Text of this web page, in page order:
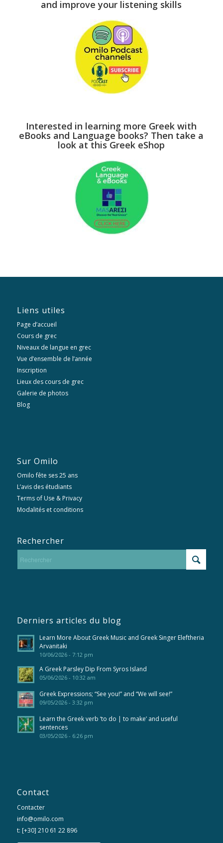
and improve your listening skills
Interested in learning more Greek with
eBooks and Language books? Then take a
look at this Greek eShop
Liens utiles
Page d’accueil
Cours de grec
Niveaux de langue en grec
Vue d’ensemble de l’année
Inscription
Lieux des cours de grec
Galerie de photos
Blog
Sur Omilo
Omilo fête ses 25 ans
L’avis des étudiants
Terms of Use & Privacy
Modalités et conditions
Rechercher
Derniers articles du blog
Learn More About Greek Music and Greek Singer Eleftheria
Arvanitaki
10/06/2026 - 7:12 pm
A Greek Parsley Dip From Syros Island
05/06/2026 - 10:32 am
Greek Expressions; “See you!” and “We will see!”
09/05/2026 - 3:32 pm
Learn the Greek verb ‘to do | to make’ and useful
sentences
03/05/2026 - 6:26 pm
Contact
Contacter
info@omilo.com
t: [+30] 210 61 22 896